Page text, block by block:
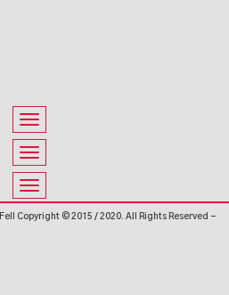
Copyright © 2015 / 2020. All Rights Reserved -